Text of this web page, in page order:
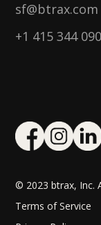
sf@btrax.com
+1 415 344
© 2023 btrax, Inc.
Terms of Service